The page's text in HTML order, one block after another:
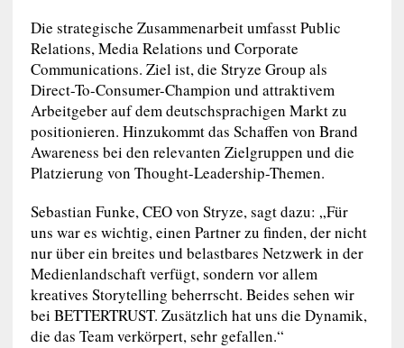
Die strategische Zusammenarbeit umfasst Public
Relations, Media Relations und Corporate
Communications. Ziel ist, die Stryze Group als
Direct-To-Consumer-Champion und attraktivem
Arbeitgeber auf dem deutschsprachigen Markt zu
positionieren. Hinzukommt das Schaffen von Brand
Awareness bei den relevanten Zielgruppen und die
Platzierung von Thought-Leadership-Themen.
Sebastian Funke, CEO von Stryze, sagt dazu: „Für
uns war es wichtig, einen Partner zu finden, der nicht
nur über ein breites und belastbares Netzwerk in der
Medienlandschaft verfügt, sondern vor allem
kreatives Storytelling beherrscht. Beides sehen wir
bei BETTERTRUST. Zusätzlich hat uns die Dynamik,
die das Team verkörpert, sehr gefallen.“